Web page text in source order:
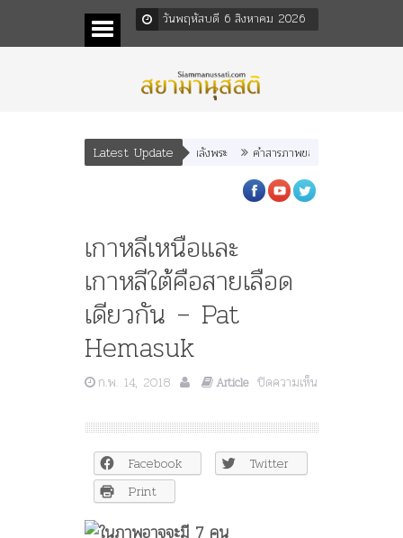
วันพฤหัสบดี 6 สิงหาคม 2026
Latest Update
พระราชมารดา ผู้ทรงปิดทองหลังพระ คำสารภาพของอดีตคณะราษฎร หลังกร
เกาหลีเหนือและ
เกาหลีใต้คือสายเลือด
เดียวกัน – Pat
Hemasuk
ก.พ. 14, 2018 Article ปิดความเห็น
เกาหลีเหนือ
และ
เกาหลีใต้
คือ
สาย
เลือด
เดียวกัน
Facebook
Twitter
Print